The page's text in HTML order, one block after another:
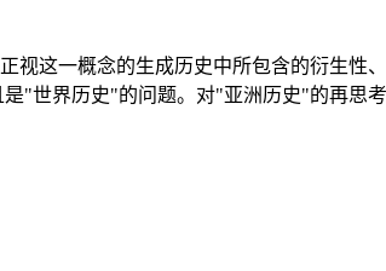
视这一概念的生成历史中所包含的衍生
"世界历史"的问题。对"亚洲历史"的再思